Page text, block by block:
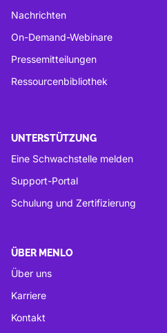
Nachrichten
On-Demand-Webinare
Pressemitteilungen
Ressourcenbibliothek
UNTERSTÜTZUNG
Eine Schwachstelle melden
Support-Portal
Schulung und Zertifizierung
ÜBER MENLO
Über uns
Karriere
Kontakt